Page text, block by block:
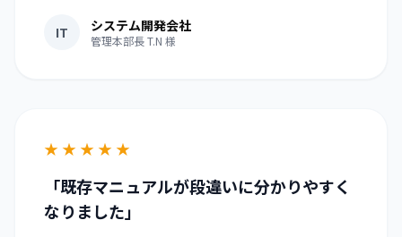
IT システム開発会社
管理本部長 T.N 様
★ ★ ★ ★ ★
「既存マニュアルが段違いに分かりやすく
なりました」